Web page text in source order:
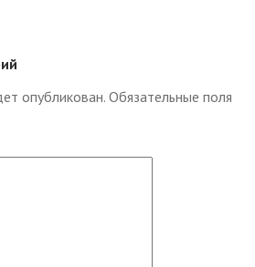
опубликован. Обязательные поля